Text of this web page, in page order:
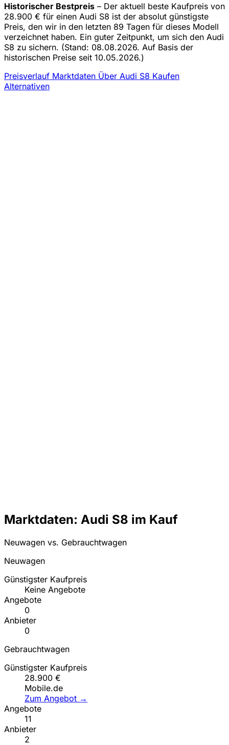
Historischer Bestpreis – Der aktuell beste Kaufpreis von
28.900 € für einen Audi S8 ist der absolut günstigste
Preis, den wir in den letzten 89 Tagen für dieses Modell
verzeichnet haben. Ein guter Zeitpunkt, um sich den Audi
S8 zu sichern. (Stand: 08.08.2026. Auf Basis der
historischen Preise seit 10.05.2026.)
Preisverlauf Marktdaten Über Audi S8 Kaufen
Alternativen
Marktdaten: Audi S8 im Kauf
Neuwagen vs. Gebrauchtwagen
Neuwagen
Günstigster Kaufpreis
Keine Angebote
Angebote
0
Anbieter
0
Gebrauchtwagen
Günstigster Kaufpreis
28.900 €
Mobile.de
Zum Angebot →
Angebote
11
Anbieter
2